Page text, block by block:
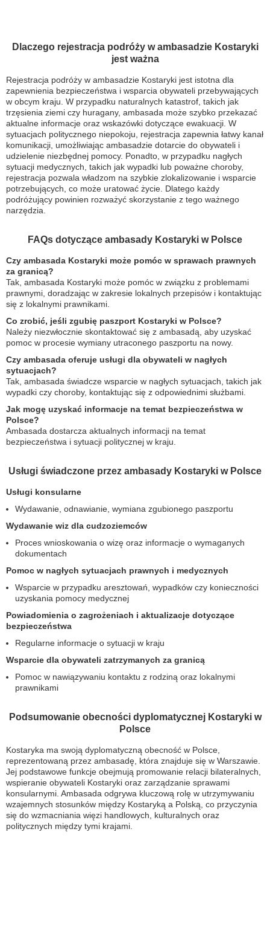
Dlaczego rejestracja podróży w ambasadzie Kostaryki
jest ważna
Rejestracja podróży w ambasadzie Kostaryki jest istotna dla
zapewnienia bezpieczeństwa i wsparcia obywateli przebywających
w obcym kraju. W przypadku naturalnych katastrof, takich jak
trzęsienia ziemi czy huragany, ambasada może szybko przekazać
aktualne informacje oraz wskazówki dotyczące ewakuacji. W
sytuacjach politycznego niepokoju, rejestracja zapewnia łatwy kanał
komunikacji, umożliwiając ambasadzie dotarcie do obywateli i
udzielenie niezbędnej pomocy. Ponadto, w przypadku nagłych
sytuacji medycznych, takich jak wypadki lub poważne choroby,
rejestracja pozwala władzom na szybkie zlokalizowanie i wsparcie
potrzebujących, co może uratować życie. Dlatego każdy
podróżujący powinien rozważyć skorzystanie z tego ważnego
narzędzia.
FAQs dotyczące ambasady Kostaryki w Polsce
Czy ambasada Kostaryki może pomóc w sprawach prawnych
za granicą?
Tak, ambasada Kostaryki może pomóc w związku z problemami
prawnymi, doradzając w zakresie lokalnych przepisów i kontaktując
się z lokalnymi prawnikami.
Co zrobić, jeśli zgubię paszport Kostaryki w Polsce?
Należy niezwłocznie skontaktować się z ambasadą, aby uzyskać
pomoc w procesie wymiany utraconego paszportu na nowy.
Czy ambasada oferuje usługi dla obywateli w nagłych
sytuacjach?
Tak, ambasada świadcze wsparcie w nagłych sytuacjach, takich jak
wypadki czy choroby, kontaktując się z odpowiednimi służbami.
Jak mogę uzyskać informacje na temat bezpieczeństwa w
Polsce?
Ambasada dostarcza aktualnych informacji na temat
bezpieczeństwa i sytuacji politycznej w kraju.
Usługi świadczone przez ambasady Kostaryki w Polsce
Usługi konsularne
Wydawanie, odnawianie, wymiana zgubionego paszportu
Wydawanie wiz dla cudzoziemców
Proces wnioskowania o wizę oraz informacje o wymaganych
dokumentach
Pomoc w nagłych sytuacjach prawnych i medycznych
Wsparcie w przypadku aresztowań, wypadków czy konieczności
uzyskania pomocy medycznej
Powiadomienia o zagrożeniach i aktualizacje dotyczące
bezpieczeństwa
Regularne informacje o sytuacji w kraju
Wsparcie dla obywateli zatrzymanych za granicą
Pomoc w nawiązywaniu kontaktu z rodziną oraz lokalnymi
prawnikami
Podsumowanie obecności dyplomatycznej Kostaryki w
Polsce
Kostaryka ma swoją dyplomatyczną obecność w Polsce,
reprezentowaną przez ambasadę, która znajduje się w Warszawie.
Jej podstawowe funkcje obejmują promowanie relacji bilateralnych,
wspieranie obywateli Kostaryki oraz zarządzanie sprawami
konsularnymi. Ambasada odgrywa kluczową rolę w utrzymywaniu
wzajemnych stosunków między Kostaryką a Polską, co przyczynia
się do wzmacniania więzi handlowych, kulturalnych oraz
politycznych między tymi krajami.